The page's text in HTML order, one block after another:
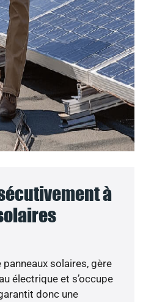
à
solaires, gère
électrique et s’occupe
donc une